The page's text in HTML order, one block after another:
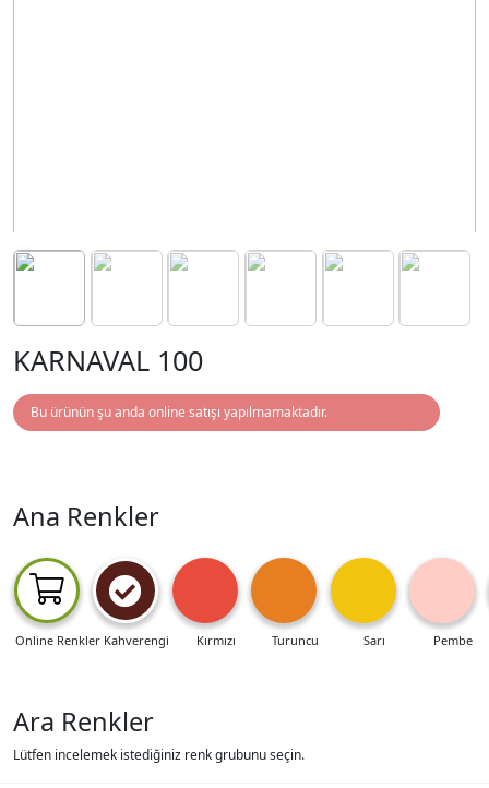
KARNAVAL 100
Bu ürünün şu anda online satışı yapılmamaktadır.
Ana Renkler
Online Renkler Kahverengi Kırmızı Turuncu Sarı Pembe
Ara Renkler
Lütfen incelemek istediğiniz renk grubunu seçin.